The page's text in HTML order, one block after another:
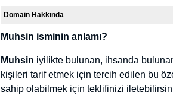
Domain Hakkında
Muhsin isminin anlamı?
Muhsiniyilikte bulunan, ihsanda bulunan
kişileri tarif etmek için tercih edilen bu
sahip olabilmek için teklifinizi